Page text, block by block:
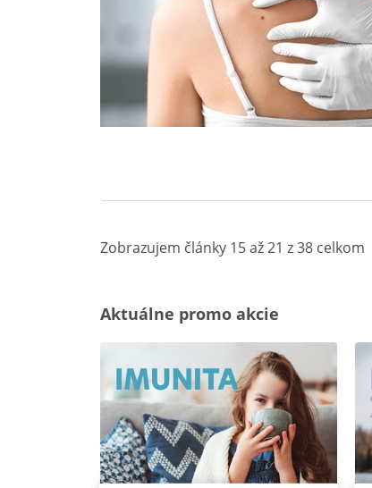
Zobrazujem články 15 až 21 z 38 celkom
Aktuálne promo akcie